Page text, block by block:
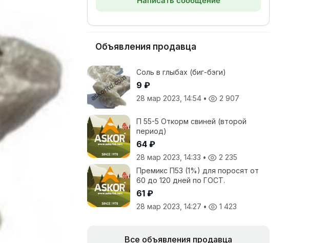
Объявления продавца
Соль в глыбах (биг-бэги)
9 ₽
28 мар 2023, 14:54 • 2 907
П 55-5 Откорм свиней (второй
период)
64 ₽
28 мар 2023, 14:33 •
2 235
Премикс П53 (1%) для поросят от
60 до 120 дней по ГОСТ.
61 ₽
28 мар 2023, 14:27 • 1 423
Все объявления продавца